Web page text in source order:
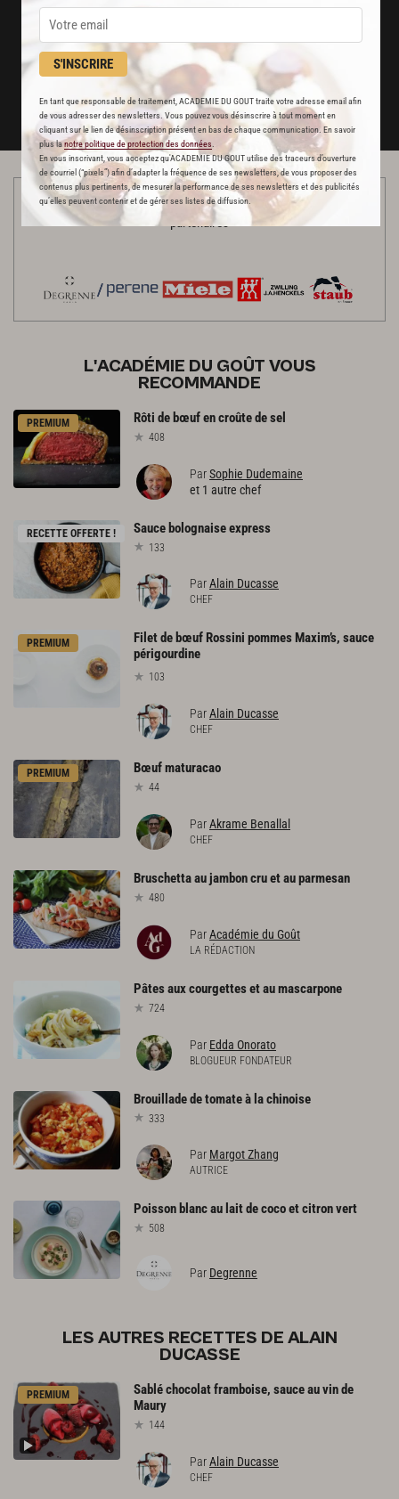
S'INSCRIRE
En tant que responsable de traitement, ACADEMIE DU GOUT traite votre adresse email afin
de vous adresser des newsletters. Vous pouvez vous désinscrire à tout moment en
cliquant sur le lien de désinscription présent en bas de chaque communication. En savoir
plus lanotre politique de protection des données
En vous inscrivant, vous acceptez qu'ACADEMIE DU GOUT utilise des traceurs d’ouverture
de courriel (“pixels”) afin d’adapter la fréquence de ses newsletters, de vous proposer des
contenus plus pertinents, de mesurer la performance de ses newsletters et des publicités
qu’elles peuvent contenir et de gérer ses listes de diffusion.
un service garanti sans publicité
JE M'ABONNE
DÉJÀ ABONNÉ(E) ? JE ME CONNECTE
Cette vidéo a été réalisée dans une cuisine habillée par nos
partenaires
L'ACADÉMIE DU GOÛT VOUS
RECOMMANDE
PREMIUM Rôti de bœufencroûtedesel
408
ParSophie Dudemaine
et 1 autre chef
RECETTE OFFERTE ! Sauce bolognaiseexpress
133
ParAlain Ducasse
CHEF
PREMIUM
Filet de bœuf Rossini pommes Maxim’s, sauce
périgourdine
103
ParAlain Ducasse
CHEF
PREMIUM Bœufmaturacao
44
ParAkrame Benallal
CHEF
Bruschettaaujamboncruetauparmesan
480
ParAcadémie du Goût
LA RÉDACTION
Pâtesauxcourgettesetaumascarpone
724
Par Edda Onorato
BLOGUEUR FONDATEUR
Brouilladedetomateà lachinoise
333
Par Margot Zhang
AUTRICE
Poisson blancau laitdecocoetcitronvert
508
Par Degrenne
LES AUTRES RECETTES DE ALAIN
DUCASSE
PREMIUM Sabléchocolatframboise, sauceauvinde
Maury
144
ParAlain Ducasse
CHEF